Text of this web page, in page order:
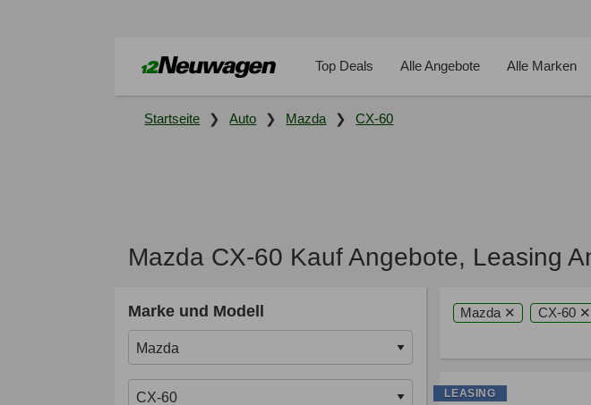
Top Deals Alle Angebote Alle Marken
Startseite Auto Mazda CX-60
Mazda CX-60 Kauf Angebote, Leasing
Marke und Modell Mazda ✕ CX-60 ✕
LEASING